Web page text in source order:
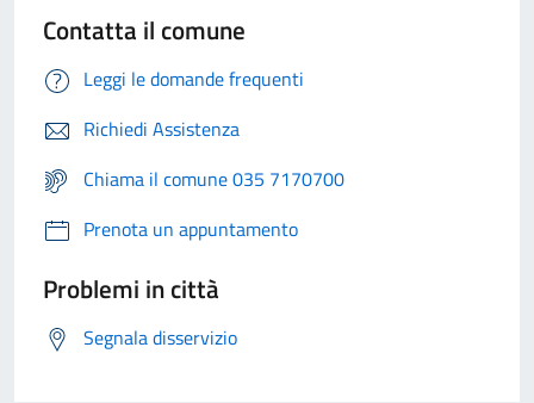
Contatta il comune
Leggi le domande frequenti
Richiedi Assistenza
Chiama il comune 035 7170700
Prenota un appuntamento
Problemi in città
Segnala disservizio